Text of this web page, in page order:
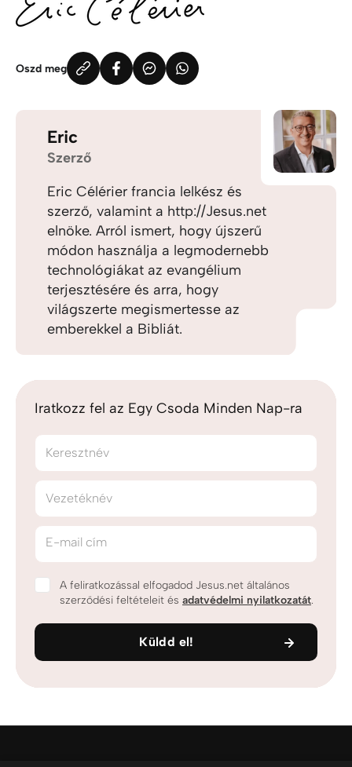
Oszd meg
Eric
Szerző
Eric Célérier francia lelkész és
szerző, valamint a http://Jesus.net
elnöke. Arról ismert, hogy újszerű
módon használja a legmodernebb
technológiákat az evangélium
terjesztésére és arra, hogy
világszerte megismertesse az
emberekkel a Bibliát.
Iratkozz fel az Egy Csoda Minden Nap-ra
Keresztnév
Vezetéknév
E-mail cím
A feliratkozással elfogadod Jesus.net általános
szerződési feltételeit és adatvédelmi nyilatkozatát.
Küldd el!